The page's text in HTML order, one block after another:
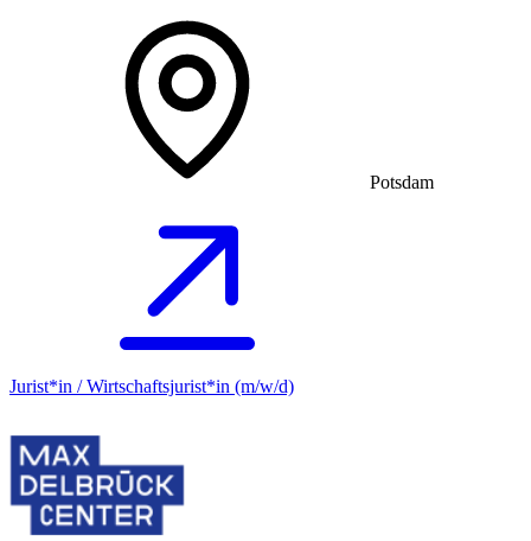
Potsdam
Jurist*in / Wirtschafts­jurist*in (m/w/d)